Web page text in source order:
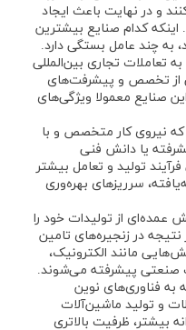
و در نهایت باعث ایجاد
کدام صنایع بیشترین
به چند عامل بستگی دارد.
تعاملات تجاری بین‌المللی
از تخصص و پیشرفت‌های
صنایع معمولا ویژگی‌های
نیروی کار متخصص و با
یا دانش فنی
تولید و تعامل بیشتر
سرریزهای بهره‌وری
عمده‌ای از تولیدات خود را
نتیجه در زنجیره‌های تامین
مانند الکترونیک،
صنعتی پیشرفته می‌شوند.
به فناوری‌های نوین
و تولید ماشین‌آلات
بیشتر، ظرفیت بالاتری